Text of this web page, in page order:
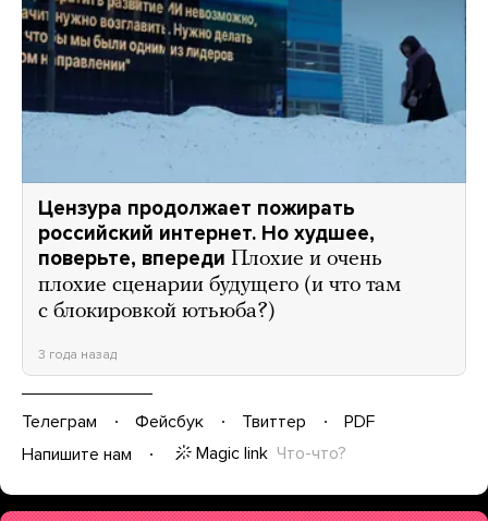
Цензура продолжает пожирать
российский интернет. Но худшее,
поверьте, впереди Плохие и очень
плохие сценарии будущего (и что там
с блокировкой ютьюба?)
3 года назад
Телеграм Фейсбук Твиттер
PDF
Напишите нам
Magic link Что-что?